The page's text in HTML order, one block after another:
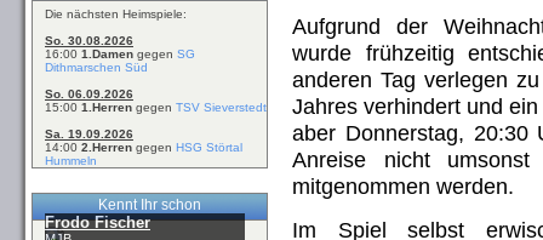
Die nächsten Heimspiele:
So. 30.08.2026
16:00 1.Damen gegen SG
Dithmarschen Süd
So. 06.09.2026
15:00 1.Herren gegen TSV Sieverstedt
Sa. 19.09.2026
14:00 2.Herren gegen HSG Störtal
Hummeln
Kennt Ihr schon
Frodo Fischer
Aufgrund der
wurde frühzeitig
anderen Tag verlegen
Jahres verhindert und
aber Donnerstag, 20:30
Anreise nicht
mitgenommen werden.
Im Spiel selbst